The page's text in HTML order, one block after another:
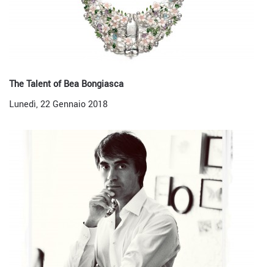
The Talent of Bea Bongiasca
Lunedì, 22 Gennaio 2018